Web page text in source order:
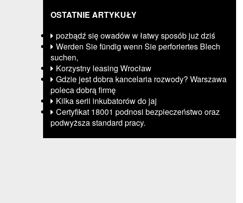
OSTATNIE ARTYKUŁY
pozbądź się owadów w łatwy sposób już dziś
Werden Sie fündig wenn Sie perforiertes Blech
suchen,
Korzystny leasing Wrocław
Gdzie jest dobra kancelaria rozwody? Warszawa
poleca dobrą firmę
Kilka serii inkubatorów do jaj
Certyfikat 18001 podnosi bezpieczeństwo oraz
podwyższa standard pracy.